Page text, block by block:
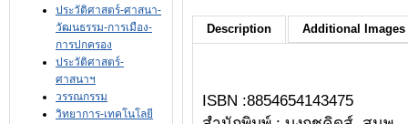
ประวัติศาสตร์-ศาสนา-
วัฒนธรรม-การเมือง-
การปกครอง
ประวัติศาสตร์-
ศาสนาฯ
วรรณกรรม
วิทยาการ-เทคโนโลยี
Description Additional Images
ISBN :8854654143475